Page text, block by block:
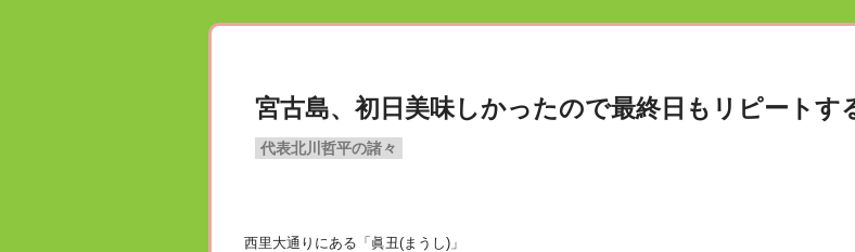
宮古島、初日美味しかったので最終日もリピートす
代表北川哲平の諸々
西里大通りにある「眞丑(まうし)」